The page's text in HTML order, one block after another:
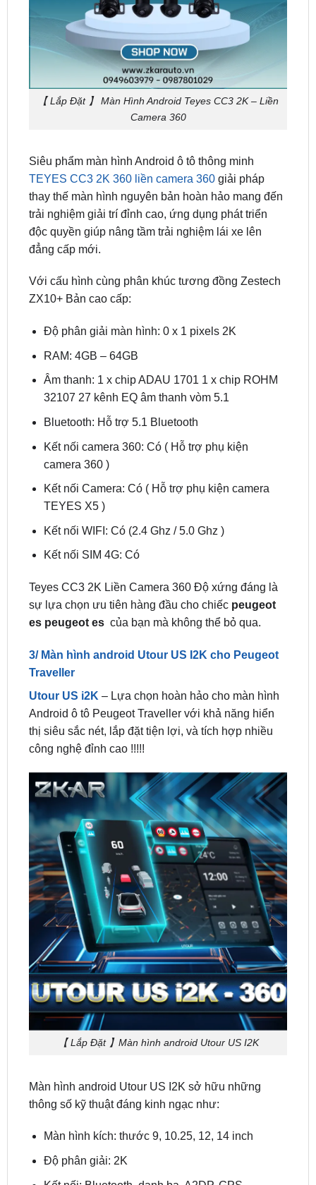
【 Lắp Đặt 】 Màn Hình Android Teyes CC3 2K – Liền
Camera 360
Siêu phẩm màn hình Android ô tô thông minh
thay thế màn hình nguyên bản hoàn hảo mang đến
trải nghiệm giải trí đỉnh cao, ứng dụng phát triển
độc quyền giúp nâng tầm trải nghiệm lái xe lên
đẳng cấp mới.
Với cấu hình cùng phân khúc tương đồng Zestech
Độ phân giải màn hình: 0 x 1 pixels 2K
32107 27 kênh EQ âm thanh vòm 5.1
Bluetooth: Hỗ trợ 5.1 Bluetooth
camera 360 )
Kết nối Camera: Có ( Hỗ trợ phụ kiện camera
TEYES X5 )
Kết nối WIFI: Có (2.4 Ghz / 5.0 Ghz )
Teyes CC3 2K Liền Camera 360 Độ xứng đáng là
es peugeot es của bạn mà không thể bỏ qua.
3/ Màn hình android Utour US I2K cho Peugeot
Utour US i2K– Lựa chọn hoàn hảo cho màn hình
Android ô tô Peugeot Traveller với khả năng hiển
thị siêu sắc nét, lắp đặt tiện lợi, và tích hợp nhiều
công nghệ đỉnh cao !!!!!
【 Lắp Đặt 】Màn hình android Utour US I2K
Màn hình android Utour US I2K sở hữu những
Màn hình kích: thước 9, 10.25, 12, 14 inch